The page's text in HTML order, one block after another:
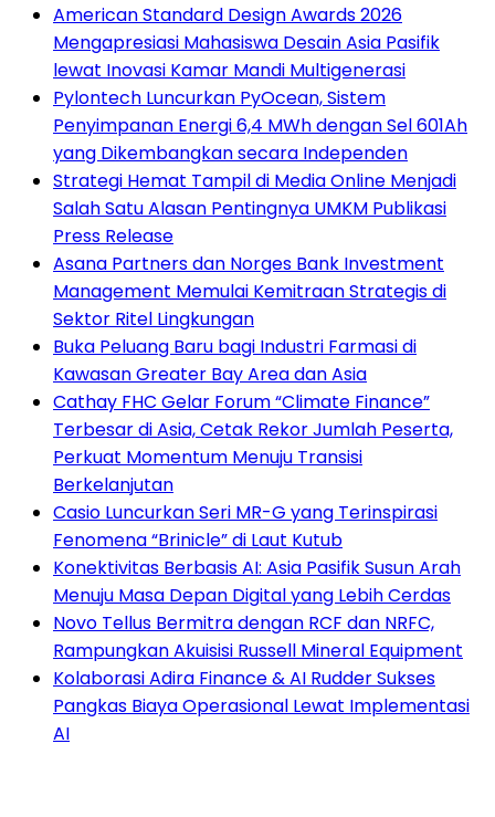
American Standard Design Awards 2026
Mengapresiasi Mahasiswa Desain Asia Pasifik
lewat Inovasi Kamar Mandi Multigenerasi
Pylontech Luncurkan PyOcean, Sistem
Penyimpanan Energi 6,4 MWh dengan Sel 601Ah
yang Dikembangkan secara Independen
Strategi Hemat Tampil di Media Online Menjadi
Salah Satu Alasan Pentingnya UMKM Publikasi
Press Release
Asana Partners dan Norges Bank Investment
Management Memulai Kemitraan Strategis di
Sektor Ritel Lingkungan
Buka Peluang Baru bagi Industri Farmasi di
Kawasan Greater Bay Area dan Asia
Cathay FHC Gelar Forum “Climate Finance”
Terbesar di Asia, Cetak Rekor Jumlah Peserta,
Perkuat Momentum Menuju Transisi
Berkelanjutan
Casio Luncurkan Seri MR-G yang Terinspirasi
Fenomena “Brinicle” di Laut Kutub
Konektivitas Berbasis AI: Asia Pasifik Susun Arah
Menuju Masa Depan Digital yang Lebih Cerdas
Novo Tellus Bermitra dengan RCF dan NRFC,
Rampungkan Akuisisi Russell Mineral Equipment
Kolaborasi Adira Finance & AI Rudder Sukses
Pangkas Biaya Operasional Lewat Implementasi
AI